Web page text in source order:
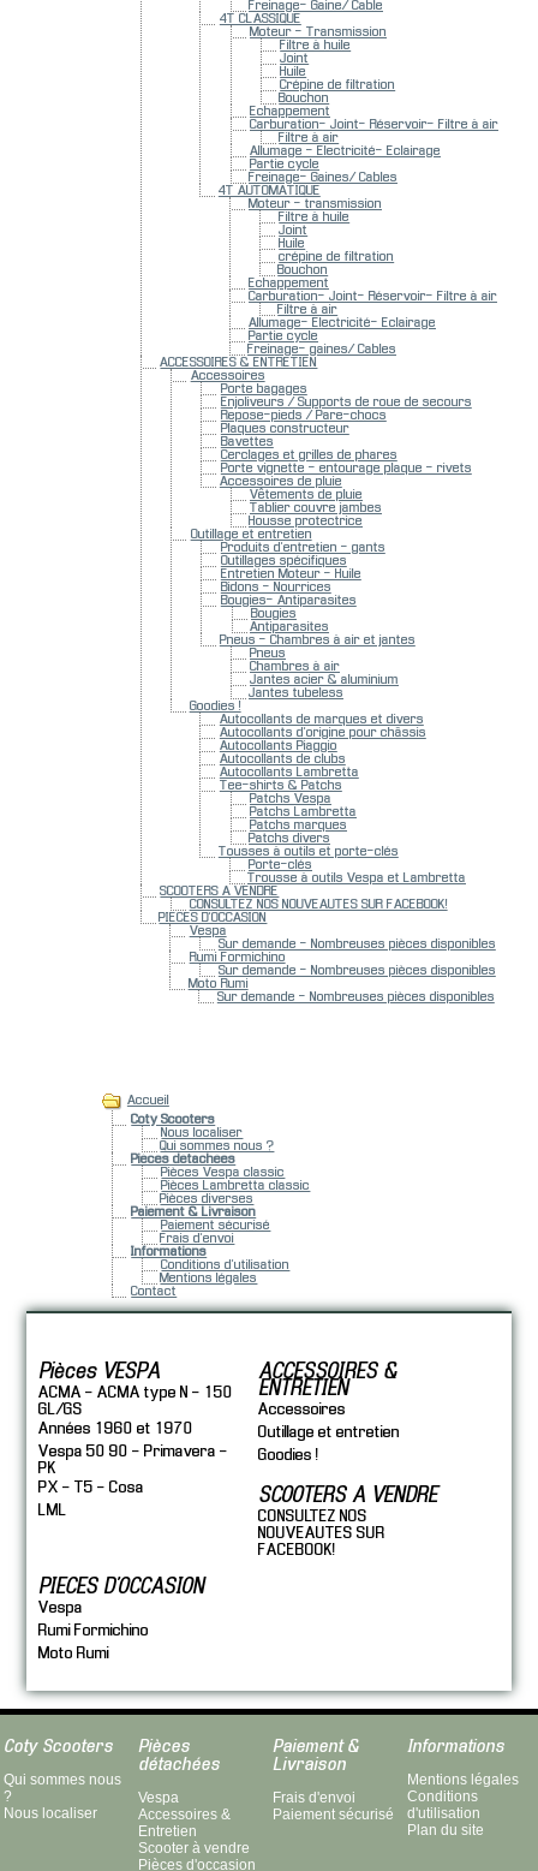
Freinage- Gaine/ Cable
4T CLASSIQUE
Moteur - Transmission
Filtre à huile
Joint
Huile
Crépine de filtration
Bouchon
Echappement
Carburation- Joint- Réservoir- Filtre à air
Filtre à air
Allumage - Electricité- Eclairage
Partie cycle
Freinage- Gaines/ Cables
4T AUTOMATIQUE
Moteur - transmission
Filtre à huile
Joint
Huile
crépine de filtration
Bouchon
Echappement
Carburation- Joint- Réservoir- Filtre à air
Filtre à air
Allumage- Electricité- Eclairage
Partie cycle
Freinage- gaines/ Cables
ACCESSOIRES & ENTRETIEN
Accessoires
Porte bagages
Enjoliveurs / Supports de roue de secours
Repose-pieds / Pare-chocs
Plaques constructeur
Bavettes
Cerclages et grilles de phares
Porte vignette - entourage plaque - rivets
Accessoires de pluie
Vêtements de pluie
Tablier couvre jambes
Housse protectrice
Outillage et entretien
Produits d'entretien - gants
Outillages spécifiques
Entretien Moteur - Huile
Bidons - Nourrices
Bougies- Antiparasites
Bougies
Antiparasites
Pneus - Chambres à air et jantes
Pneus
Chambres à air
Jantes acier & aluminium
Jantes tubeless
Goodies !
Autocollants de marques et divers
Autocollants d'origine pour châssis
Autocollants Piaggio
Autocollants de clubs
Autocollants Lambretta
Tee-shirts & Patchs
Patchs Vespa
Patchs Lambretta
Patchs marques
Patchs divers
Tousses à outils et porte-clés
Porte-clés
Trousse à outils Vespa et Lambretta
SCOOTERS A VENDRE
CONSULTEZ NOS NOUVEAUTES SUR FACEBOOK!
PIECES D'OCCASION
Vespa
Sur demande - Nombreuses pièces disponibles
Rumi Formichino
Sur demande - Nombreuses pièces disponibles
Moto Rumi
Sur demande - Nombreuses pièces disponibles
Accueil
Coty Scooters
Nous localiser
Qui sommes nous ?
Pièces détachées
Pièces Vespa classic
Pièces Lambretta classic
Pièces diverses
Paiement & Livraison
Paiement sécurisé
Frais d'envoi
Informations
Conditions d'utilisation
Mentions légales
Contact
Pièces VESPA
ACMA - ACMA type N - 150
GL/GS
Années 1960 et 1970
Vespa 50 90 - Primavera -
PK
PX - T5 - Cosa
LML
ACCESSOIRES &
ENTRETIEN
Accessoires
Outillage et entretien
Goodies !
SCOOTERS A VENDRE
CONSULTEZ NOS
NOUVEAUTES SUR
FACEBOOK!
PIECES D'OCCASION
Vespa
Rumi Formichino
Moto Rumi
Coty Scooters
Qui sommes nous
?
Nous localiser
Pièces
détachées
Vespa
Accessoires &
Entretien
Scooter à vendre
Pièces d'occasion
Paiement &
Livraison
Frais d'envoi
Paiement sécurisé
Informations
Mentions légales
Conditions
d'utilisation
Plan du site